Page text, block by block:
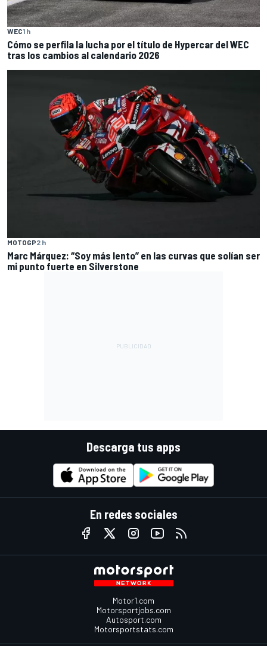
WEC1 h
Cómo se perfila la lucha por el título de Hypercar del WEC
tras los cambios al calendario 2026
MOTOGP2 h
Marc Márquez: “Soy más lento” en las curvas que solían ser
mi punto fuerte en Silverstone
Descarga tus apps
En redes sociales
Motor1.com
Motorsportjobs.com
Autosport.com
Motorsportstats.com